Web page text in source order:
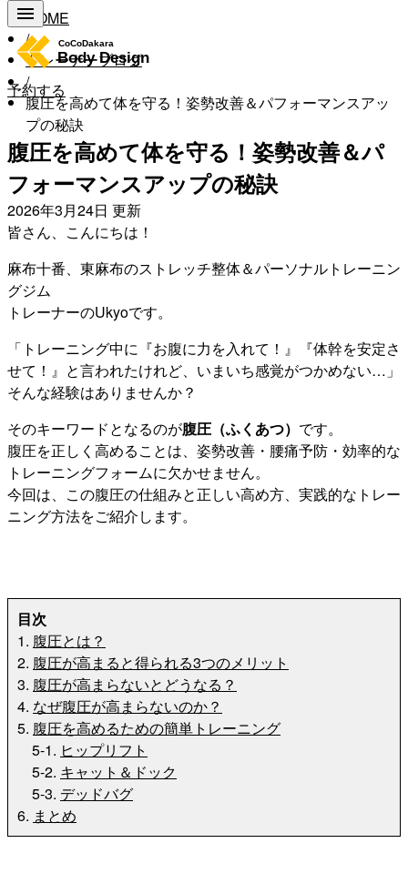
予約する
HOME
/
トレーナーブログ
/
腹圧を高めて体を守る！姿勢改善＆パフォーマンスアッ
プの秘訣
腹圧を高めて体を守る！姿勢改善＆パ
フォーマンスアップの秘訣
2026年3月24日 更新
皆さん、こんにちは！
麻布十番、東麻布のストレッチ整体＆パーソナルトレーニン
グジム
トレーナーのUkyoです。
「トレーニング中に『お腹に力を入れて！』『体幹を安定さ
せて！』と言われたけれど、いまいち感覚がつかめない…」
そんな経験はありませんか？
そのキーワードとなるのが腹圧（ふくあつ） です。
腹圧を正しく高めることは、姿勢改善・腰痛予防・効率的な
トレーニングフォームに欠かせません。
今回は、この腹圧の仕組みと正しい高め方、実践的なトレー
ニング方法をご紹介します。
目次
1. 腹圧とは？
2. 腹圧が高まると得られる3つのメリット
3. 腹圧が高まらないとどうなる？
4. なぜ腹圧が高まらないのか？
5. 腹圧を高めるための簡単トレーニング
5-1. ヒップリフト
5-2. キャット＆ドック
5-3. デッドバグ
6. まとめ